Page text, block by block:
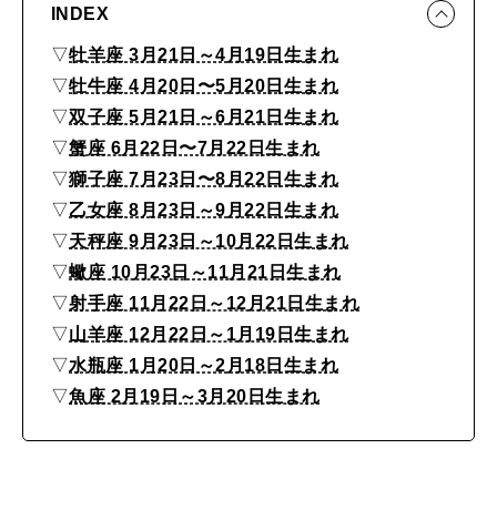
自分を耕す
WORK&MONEY
いい人生って？
MAGAZINE
特集
2026年9月号「北海道 おいしく遊ぶ、夏のご褒美旅。」
2026年8月号『お茶の時間です。』
2026年7月号「鎌倉 ローカルが 教えてくれた 本当の歩き方。」
MAGAZINE MOOK
月
〜
月
0
INDEX
▽牡羊座 3月21日～4月19日生まれ
▽牡牛座 4月20日〜5月20日生まれ
▽双子座 5月21日～6月21日生まれ
▽蟹座 6月22日〜7月22日生まれ
▽獅子座 7月23日〜8月22日生まれ
▽乙女座 8月23日～9月22日生まれ
▽天秤座 9月23日～10月22日生まれ
▽蠍座 10月23日～11月21日生まれ
▽射手座 11月22日～12月21日生まれ
▽山羊座 12月22日～1月19日生まれ
▽水瓶座 1月20日～2月18日生まれ
▽魚座 2月19日～3月20日生まれ